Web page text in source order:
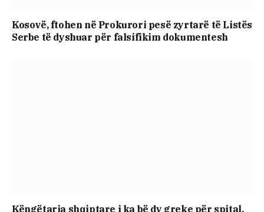
Kosovë, ftohen në Prokurori pesë zyrtarë të Listës
Serbe të dyshuar për falsifikim dokumentesh
Këngëtarja shqiptare i ka bë dy greke për spital,